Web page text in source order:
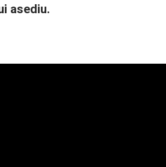
asediu.